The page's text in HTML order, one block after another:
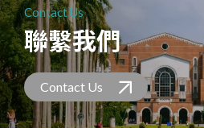
Contact Us
聯繫我們
Contact Us